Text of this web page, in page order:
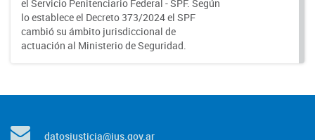
el Servicio Penitenciario Federal - SPF. Según
lo establece el Decreto 373/2024 el SPF
cambió su ámbito jurisdiccional de
actuación al Ministerio de Seguridad.
datosjusticia@jus.gov.ar